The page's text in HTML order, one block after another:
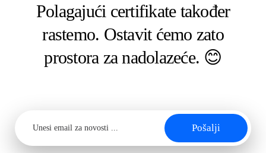
Polagajući certifikate također
rastemo. Ostavit ćemo zato
prostora za nadolazeće. 😊
Pošalji